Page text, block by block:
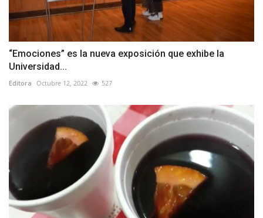
“Emociones” es la nueva exposición que exhibe la
Universidad...
Editora Octubre 12, 2022 527